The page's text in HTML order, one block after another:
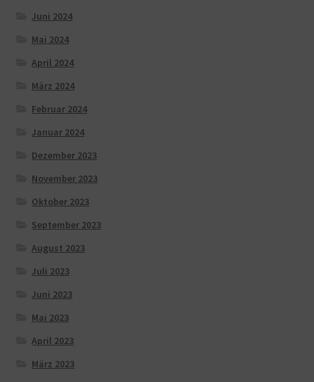
Juni 2024
Mai 2024
April 2024
März 2024
Februar 2024
Januar 2024
Dezember 2023
November 2023
Oktober 2023
September 2023
August 2023
Juli 2023
Juni 2023
Mai 2023
April 2023
März 2023